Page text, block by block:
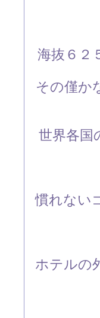
海抜６２
その僅か
世界各国
慣れない
ホテルの